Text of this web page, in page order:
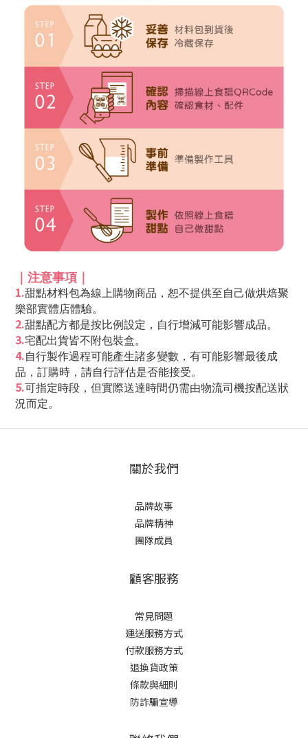
｜ 注意事項 ｜
1.甜點材料包為線上購物商品，恕不提供至自己做烘焙聚
樂部實體店體驗。
2.甜點配方都是按比例設定，自行增減可能影響成品。
3.宅配出貨皆不附包裝盒。
4.自行製作過程可能產生諸多變數，有可能影響最後成
品，訂購時，請自行評估是否能接受。
5.可指定時段，但實際送達時間仍需由物流司機按配送狀
況而定。
關於我們
品牌故事
品牌精神
團隊成員
顧客服務
常見問題
運送服務方式
付款服務方式
退換貨政策
條款與細則
防詐騙宣導